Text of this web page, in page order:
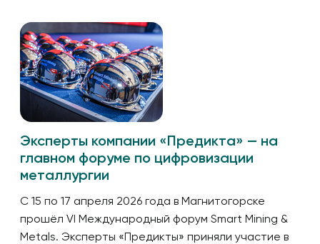
Эксперты компании «Предикта» — на
главном форуме по цифровизации
металлургии
С 15 по 17 апреля 2026 года в Магнитогорске
прошёл VI Международный форум Smart Mining &
Metals. Эксперты «Предикты» приняли участие в